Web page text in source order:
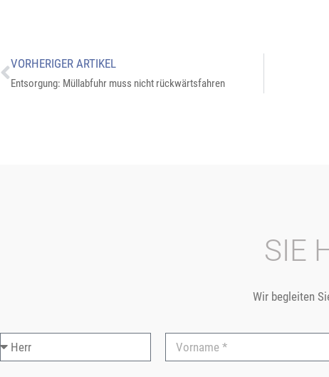
VORHERIGER ARTIKEL
Entsorgung: Müllabfuhr muss nicht rückwärtsfahren
SIE
Wir begleiten